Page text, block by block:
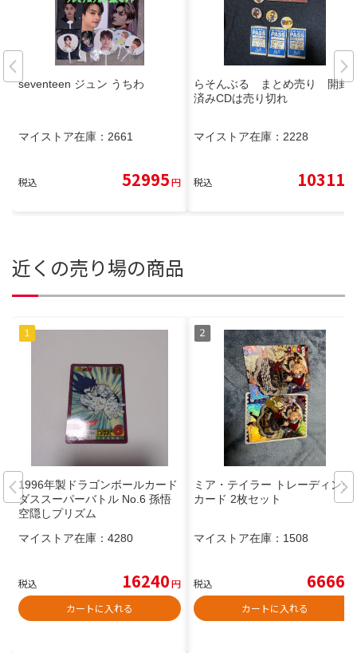
seventeen ジュン うちわ
マイストア在庫： 2661
税込 52995円
らそんぶる まとめ売り 開封
済みCDは売り切れ
マイストア在庫： 2228
税込 10311
近くの売り場の商品
1996年製ドラゴンボールカード
ダススーパーバトル No.6 孫悟
空隠しプリズム
マイストア在庫： 4280
税込 16240円
カートに入れる
ミア・テイラー トレーディング
カード 2枚セット
マイストア在庫： 1508
税込 6666
カートに入れる